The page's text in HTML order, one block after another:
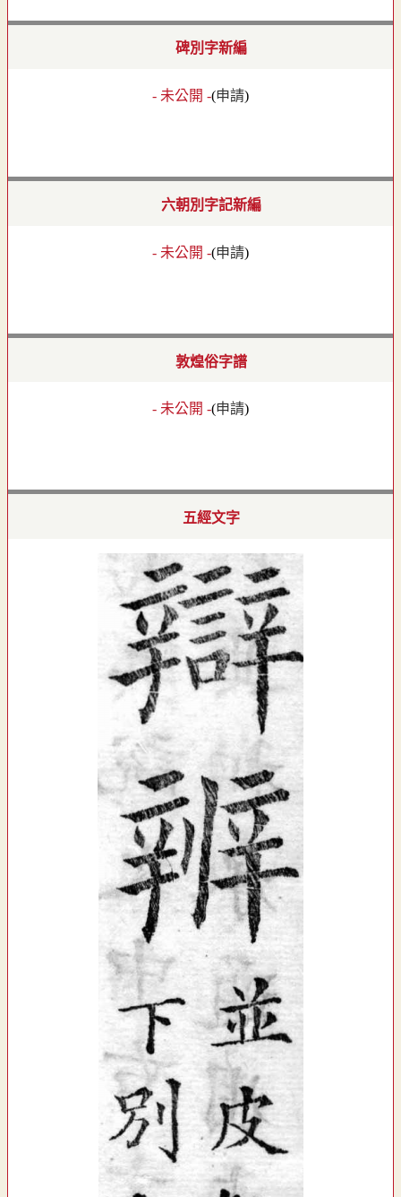
碑別字新編
- 未公開 -(申請)
六朝別字記新編
- 未公開 -(申請)
敦煌俗字譜
- 未公開 -(申請)
五經文字